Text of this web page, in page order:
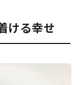
ける幸せ